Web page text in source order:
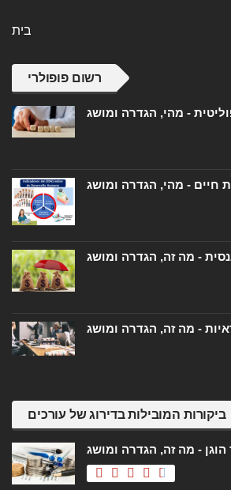
בית
רשום פופולרי
- מהי, הגדרה ומושג
חיים - מהי, הגדרה ומושג
- מה זה, הגדרה ומושג
- מה זה, הגדרה ומושג
ביקורות המובילות בדירוג של עורכים
הוגן - מה זה, הגדרה ומושג